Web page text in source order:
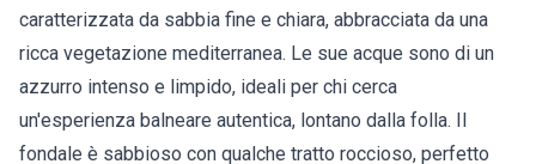
caratterizzata da sabbia fine e chiara, abbracciata da una
ricca vegetazione mediterranea. Le sue acque sono di un
azzurro intenso e limpido, ideali per chi cerca
un'esperienza balneare autentica, lontano dalla folla. Il
fondale è sabbioso con qualche tratto roccioso, perfetto